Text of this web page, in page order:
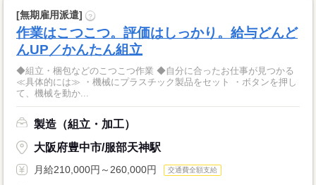
[無期雇用派遣] ?
作業はこつこつ。評価はしっかり。給与どんど
んUP／かんたん組立
◆組立・梱包などのこつこつ作業 ◆自分に合ったお仕事が見つかる
≪具体的には≫ ・機械にプラスチック製品をセット ・ボタンを押し
て、機械を動か...
製造（組立・加工）
大阪府豊中市/服部天神駅
月給210,000円～260,000円 交通費全額支給